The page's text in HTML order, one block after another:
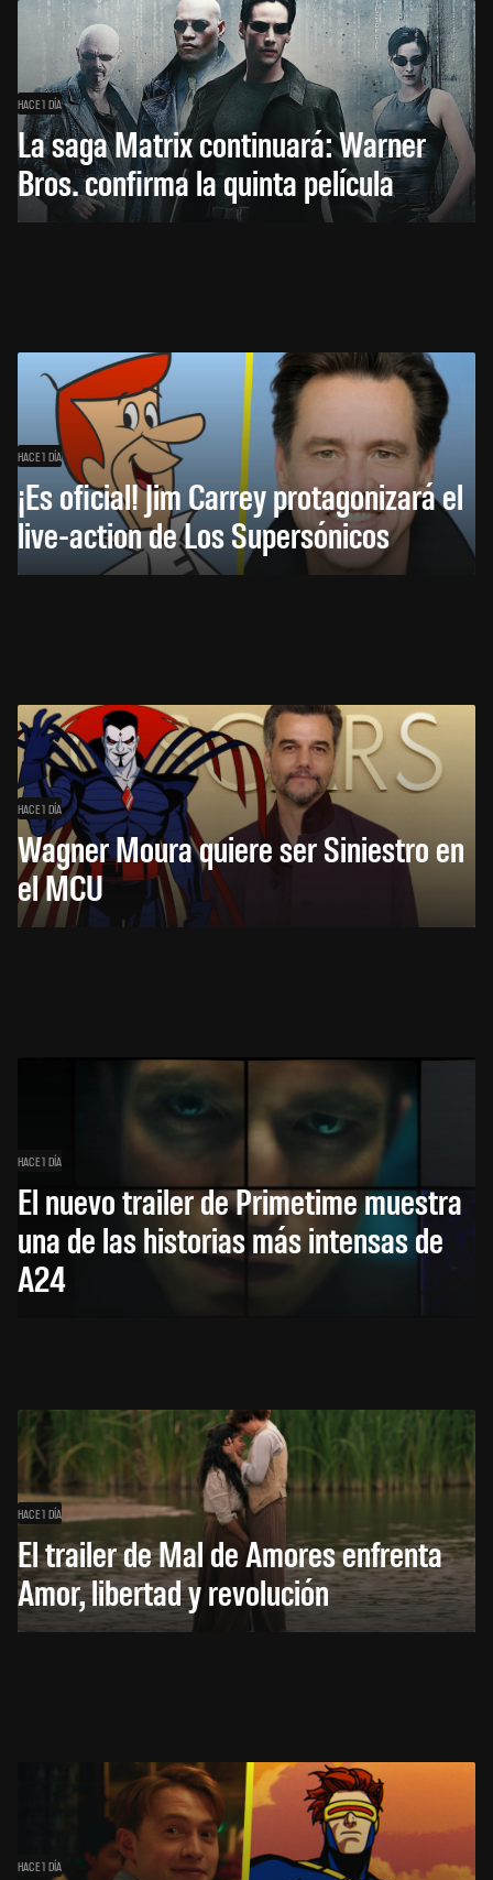
HACE 1 DÍA
La saga Matrix continuará: Warner
Bros. confirma la quinta película
HACE 1 DÍA
¡Es oficial! Jim Carrey protagonizará el
live-action de Los Supersónicos
HACE 1 DÍA
Wagner Moura quiere ser Siniestro en
el MCU
HACE 1 DÍA
El nuevo trailer de Primetime muestra
una de las historias más intensas de
A24
HACE 1 DÍA
El trailer de Mal de Amores enfrenta
Amor, libertad y revolución
HACE 1 DÍA